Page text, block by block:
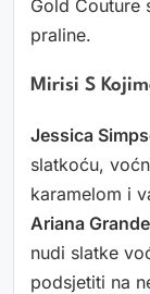
Gold Couture
praline.
Mirisi S
Jessica
slatkoću,
karamelom i
Ariana
nudi slatke
podsjetiti na